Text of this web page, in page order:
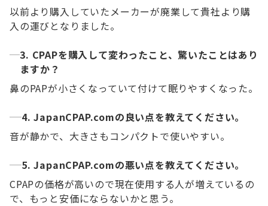
以前より購入していたメーカーが廃業して貴社より購
入の運びとなりました。
3. CPAPを購入して変わったこと、驚いたことはあり
ますか？
鼻のPAPが小さくなっていて付けて眠りやすくなった。
4. JapanCPAP.comの良い点を教えてください。
音が静かで、大きさもコンパクトで使いやすい。
5. JapanCPAP.comの悪い点を教えてください。
CPAPの価格が高いので現在使用する人が増えているの
で、もっと安価にならないかと思う。